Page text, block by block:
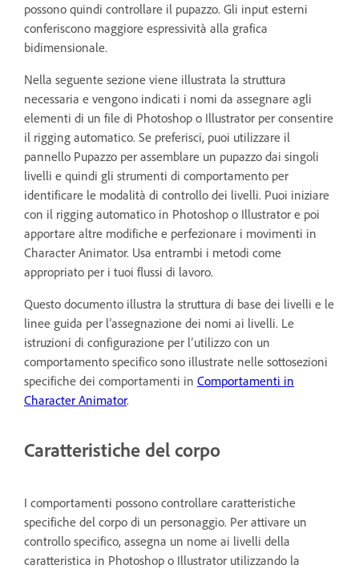
possono quindi controllare il pupazzo. Gli input esterni
conferiscono maggiore espressività alla grafica
bidimensionale.
Nella seguente sezione viene illustrata la struttura
necessaria e vengono indicati i nomi da assegnare agli
elementi di un file di Photoshop o Illustrator per consentire
il rigging automatico. Se preferisci, puoi utilizzare il
pannello Pupazzo per assemblare un pupazzo dai singoli
livelli e quindi gli strumenti di comportamento per
identificare le modalità di controllo dei livelli. Puoi iniziare
con il rigging automatico in Photoshop o Illustrator e poi
apportare altre modifiche e perfezionare i movimenti in
Character Animator. Usa entrambi i metodi come
appropriato per i tuoi flussi di lavoro.
Questo documento illustra la struttura di base dei livelli e le
linee guida per l’assegnazione dei nomi ai livelli. Le
istruzioni di configurazione per l’utilizzo con un
comportamento specifico sono illustrate nelle sottosezioni
specifiche dei comportamenti in Comportamenti in
Character Animator.
Caratteristiche del corpo
I comportamenti possono controllare caratteristiche
specifiche del corpo di un personaggio. Per attivare un
controllo specifico, assegna un nome ai livelli della
caratteristica in Photoshop o Illustrator utilizzando la